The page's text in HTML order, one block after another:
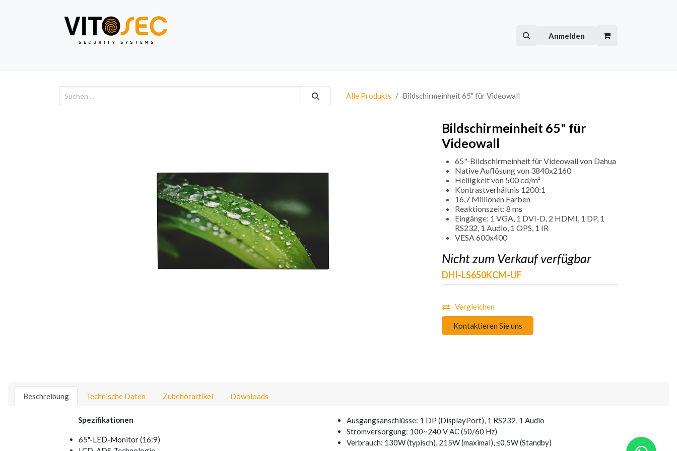
Video Alarm Anmelden
Alle Produkts Bildschirmeinheit 65" für Videowall
Bildschirmeinheit 65" für
Videowall
65"-Bildschirmeinheit für Videowall von Dahua
Native Auflösung von 3840x2160
Helligkeit von 500 cd/m²
Kontrastverhältnis 1200:1
16,7 Millionen Farben
Reaktionszeit: 8 ms
Eingänge: 1 VGA, 1 DVI-D, 2 HDMI, 1 DP, 1
RS232, 1 Audio, 1 OPS, 1 IR
VESA 600x400
Nicht zum Verkauf verfügbar
DHI-LS650KCM-UF
Vergleichen
Kontaktieren Sie uns
Beschreibung Technische Daten Zubehörartikel Downloads
Spezifikationen
65"-LED-Monitor (16:9)
Ausgangsanschlüsse: 1 DP (DisplayPort), 1 RS232, 1 Audio
Stromversorgung: 100~240 V AC (50/60 Hz)
Verbrauch: 130W (typisch), 215W (maximal), ≤0,5W (Standby)